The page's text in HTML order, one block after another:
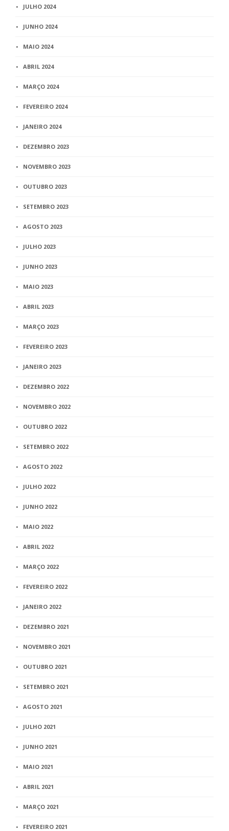
JULHO 2024
JUNHO 2024
MAIO 2024
ABRIL 2024
MARÇO 2024
FEVEREIRO 2024
JANEIRO 2024
DEZEMBRO 2023
NOVEMBRO 2023
OUTUBRO 2023
SETEMBRO 2023
AGOSTO 2023
JULHO 2023
JUNHO 2023
MAIO 2023
ABRIL 2023
MARÇO 2023
FEVEREIRO 2023
JANEIRO 2023
DEZEMBRO 2022
NOVEMBRO 2022
OUTUBRO 2022
SETEMBRO 2022
AGOSTO 2022
JULHO 2022
JUNHO 2022
MAIO 2022
ABRIL 2022
MARÇO 2022
FEVEREIRO 2022
JANEIRO 2022
DEZEMBRO 2021
NOVEMBRO 2021
OUTUBRO 2021
SETEMBRO 2021
AGOSTO 2021
JULHO 2021
JUNHO 2021
MAIO 2021
ABRIL 2021
MARÇO 2021
FEVEREIRO 2021